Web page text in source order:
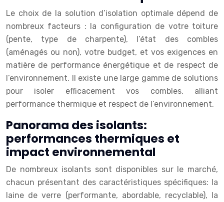
Le choix de la solution d’isolation optimale dépend de
nombreux facteurs : la configuration de votre toiture
(pente, type de charpente), l’état des combles
(aménagés ou non), votre budget, et vos exigences en
matière de performance énergétique et de respect de
l’environnement. Il existe une large gamme de solutions
pour isoler efficacement vos combles, alliant
performance thermique et respect de l’environnement.
Panorama des isolants:
performances thermiques et
impact environnemental
De nombreux isolants sont disponibles sur le marché,
chacun présentant des caractéristiques spécifiques: la
laine de verre (performante, abordable, recyclable), la